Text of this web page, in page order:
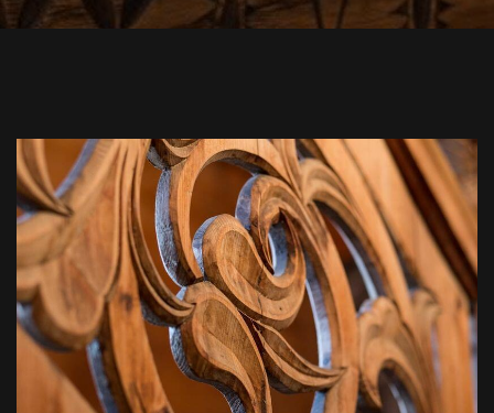
日本語